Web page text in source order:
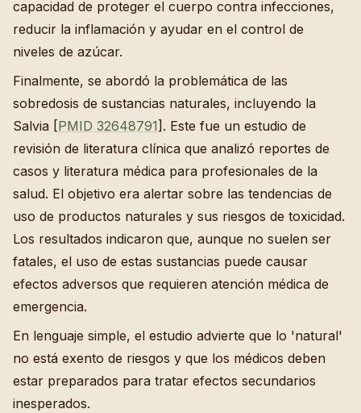
capacidad de proteger el cuerpo contra infecciones,
reducir la inflamación y ayudar en el control de
niveles de azúcar.
Finalmente, se abordó la problemática de las
sobredosis de sustancias naturales, incluyendo la
Salvia [PMID 32648791]. Este fue un estudio de
revisión de literatura clínica que analizó reportes de
casos y literatura médica para profesionales de la
salud. El objetivo era alertar sobre las tendencias de
uso de productos naturales y sus riesgos de toxicidad.
Los resultados indicaron que, aunque no suelen ser
fatales, el uso de estas sustancias puede causar
efectos adversos que requieren atención médica de
emergencia.
En lenguaje simple, el estudio advierte que lo 'natural'
no está exento de riesgos y que los médicos deben
estar preparados para tratar efectos secundarios
inesperados.